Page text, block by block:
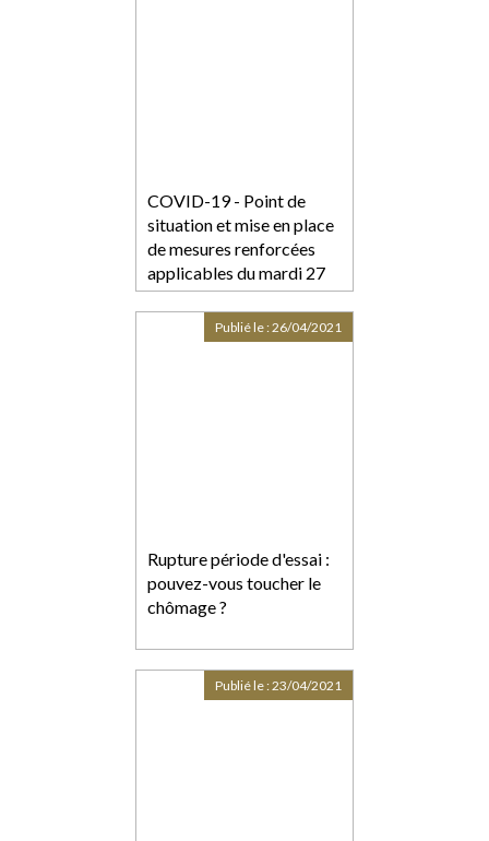
COVID-19 - Point de
situation et mise en place
de mesures renforcées
applicables du mardi 27
avril pour 3 semaines
Rupture période d'essai :
pouvez-vous toucher le
chômage ?
Publié le :26/04/2021
Publié le :23/04/2021